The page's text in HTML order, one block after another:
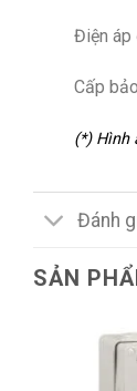
Điện áp
Cấp
(*) Hình
Đánh
SẢN